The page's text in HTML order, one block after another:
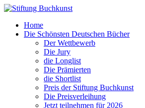
Home
Die Schönsten Deutschen Bücher
Der Wettbewerb
Die Jury
die Longlist
Die Prämierten
die Shortlist
Preis der Stiftung Buchkunst
Die Preisverleihung
Jetzt teilnehmen für 2026